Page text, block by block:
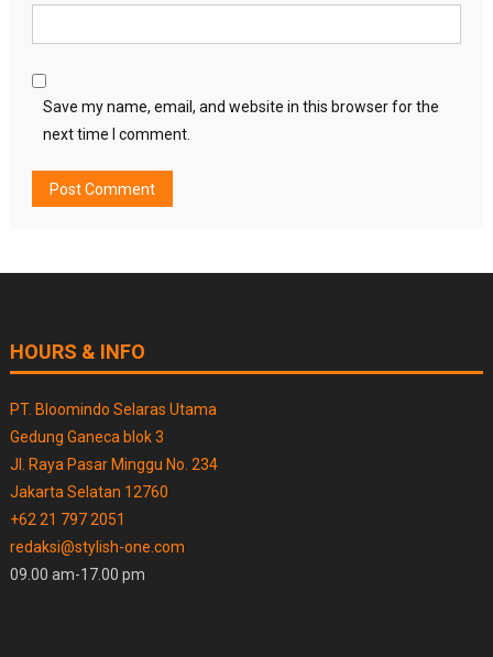
Save my name, email, and website in this browser for the
next time I comment.
HOURS & INFO
PT. Bloomindo Selaras Utama
Gedung Ganeca blok 3
Jl. Raya Pasar Minggu No. 234
Jakarta Selatan 12760
+62 21 797 2051
redaksi@stylish-one.com
09.00 am-17.00 pm